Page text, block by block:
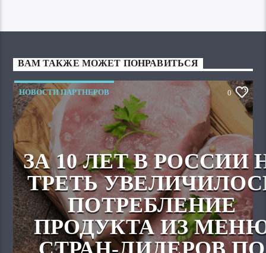
ВАМ ТАКЖЕ МОЖЕТ ПОНРАВИТЬСЯ
НОВОСТИ ПАРТНЕРОВ 0
ЗА 10 ЛЕТ В РОССИИ
ТРЕТЬ
ПОТРЕБЛЕНИЕ
ПРОДУКТА ИЗ